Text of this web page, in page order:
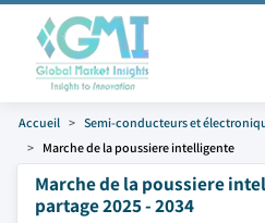
Accueil Semi-conducteurs et
Marche de la poussiere intelligente
Marche de la poussiere
partage 2025 - 2034